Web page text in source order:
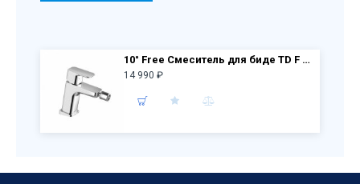
10° Free Смеситель для биде TD F 055.00 X070133, с д/к
14 990 ₽